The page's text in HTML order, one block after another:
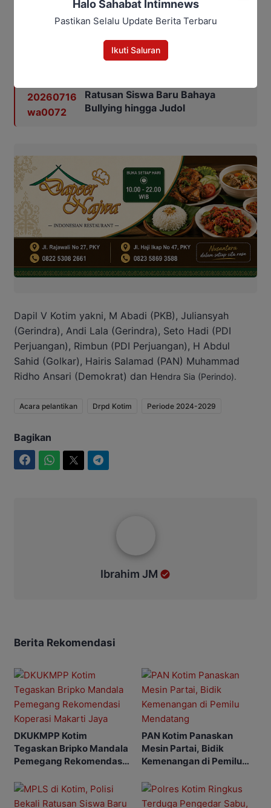
(PDI Perjuangan), Dra Hj Mariani (Golkar), Noor
Aprilly (PKS) dan Supian Hadi (PAN).
Ratusan Siswa Baru Bahaya
Bullying hingga Judol
Dapil V Kotim yakni, M Abadi (PKB), Juliansyah
(Gerindra), Andi Lala (Gerindra), Seto Hadi (PDI
Perjuangan), Rimbun (PDI Perjuangan), H Abdul
Sahid (Golkar), Hairis Salamad (PAN) Muhammad
Ridho Ansari (Demokrat) dan Hendra Sia (Perindo).
Acara pelantikan Drpd Kotim Periode 2024-2029
Bagikan
Ibrahim JM
Berita Rekomendasi
DKUKMPP Kotim
Tegaskan Bripko Mandala
Pemegang Rekomendasi
PAN Kotim Panaskan
Mesin Partai, Bidik
Kemenangan di Pemilu
Halo Sahabat Intimnews
Pastikan Selalu Update Berita Terbaru
Ikuti Saluran